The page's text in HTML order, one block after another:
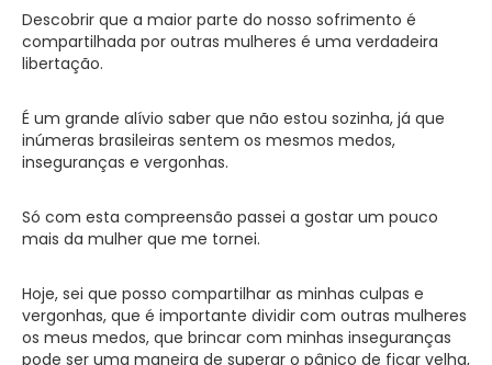
Descobrir que a maior parte do nosso sofrimento é
compartilhada por outras mulheres é uma verdadeira
libertação.
É um grande alívio saber que não estou sozinha, já que
inúmeras brasileiras sentem os mesmos medos,
inseguranças e vergonhas.
Só com esta compreensão passei a gostar um pouco
mais da mulher que me tornei.
Hoje, sei que posso compartilhar as minhas culpas e
vergonhas, que é importante dividir com outras mulheres
os meus medos, que brincar com minhas inseguranças
pode ser uma maneira de superar o pânico de ficar velha,